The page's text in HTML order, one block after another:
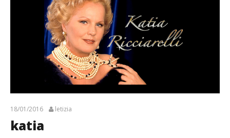
18/01/2016 letizia
katia